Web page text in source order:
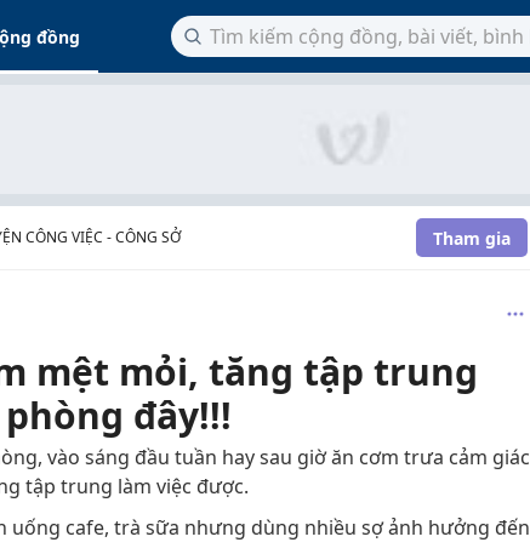
đồng
CÔNG VIỆC - CÔNG SỞ Tham gia
mệt mỏi, tăng tập trung
đây!!!
vào sáng đầu tuần hay sau giờ ăn cơm trưa cảm giác
tập trung làm việc được.
uống cafe, trà sữa nhưng dùng nhiều sợ ảnh hưởng đến